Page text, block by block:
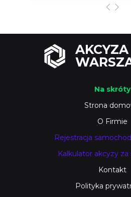
AKCYZA
Na skróty
Strona
O Firmie
Rejestracja
Kalkulator akcyzy
Kontakt
Polityka